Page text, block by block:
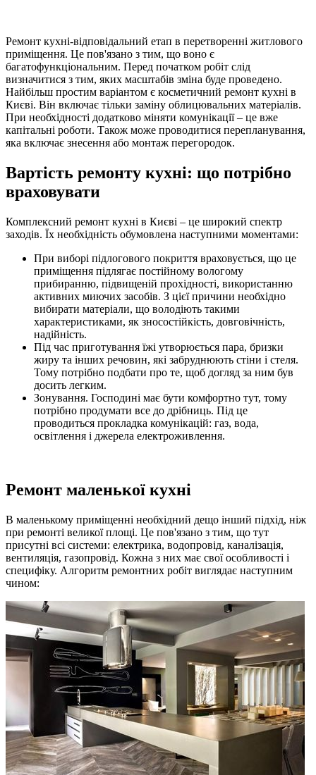
Ремонт кухні-відповідальний етап в перетворенні житлового
приміщення. Це пов'язано з тим, що воно є
багатофункціональним. Перед початком робіт слід
визначитися з тим, яких масштабів зміна буде проведено.
Найбільш простим варіантом є косметичний ремонт кухні в
Києві. Він включає тільки заміну облицювальних матеріалів.
При необхідності додатково міняти комунікації – це вже
капітальні роботи. Також може проводитися перепланування,
яка включає знесення або монтаж перегородок.
Вартість ремонту кухні: що потрібно
враховувати
Комплексний ремонт кухні в Києві – це широкий спектр
заходів. Їх необхідність обумовлена наступними моментами:
При виборі підлогового покриття враховується, що це
приміщення підлягає постійному вологому
прибиранню, підвищеній прохідності, використанню
активних миючих засобів. З цієї причини необхідно
вибирати матеріали, що володіють такими
характеристиками, як зносостійкість, довговічність,
надійність.
Під час приготування їжі утворюється пара, бризки
жиру та інших речовин, які забруднюють стіни і стеля.
Тому потрібно подбати про те, щоб догляд за ним був
досить легким.
Зонування. Господині має бути комфортно тут, тому
потрібно продумати все до дрібниць. Під це
проводиться прокладка комунікацій: газ, вода,
освітлення і джерела електроживлення.
Ремонт маленької кухні
В маленькому приміщенні необхідний дещо інший підхід, ніж
при ремонті великої площі. Це пов'язано з тим, що тут
присутні всі системи: електрика, водопровід, каналізація,
вентиляція, газопровід. Кожна з них має свої особливості і
специфіку. Алгоритм ремонтних робіт виглядає наступним
чином: